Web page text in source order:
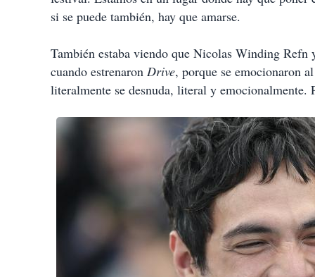
si se puede también, hay que amarse.
También estaba viendo que Nicolas Winding Refn
cuando estrenaron Drive, porque se emocionaron
literalmente se desnuda, literal y